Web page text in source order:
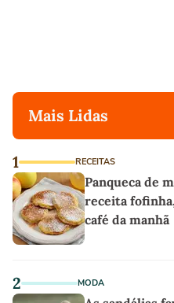
Mais Lidas
1 RECEITAS
Panqueca de
receita
café da manhã
2 MODA